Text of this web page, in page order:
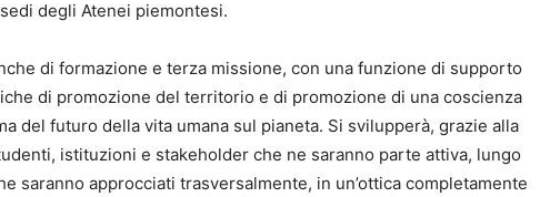
degli Atenei piemontesi.
di formazione e terza missione, con una funzione di supporto
di promozione del territorio e di promozione di una coscienza
del futuro della vita umana sul pianeta. Si svilupperà, grazie alla
istituzioni e stakeholder che ne saranno parte attiva, lungo
saranno approcciati trasversalmente, in un’ottica completamente